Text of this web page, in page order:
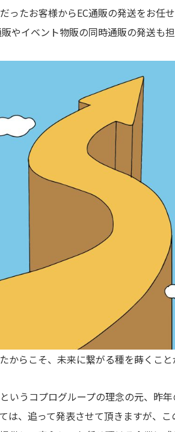
ったお客様からEC通販の発送をお任
やイベント物販の同時通販の発送も
らこそ、未来に繋がる種を蒔くこと
いうコプログループの理念の元、昨
は、追って発表させて頂きますが、